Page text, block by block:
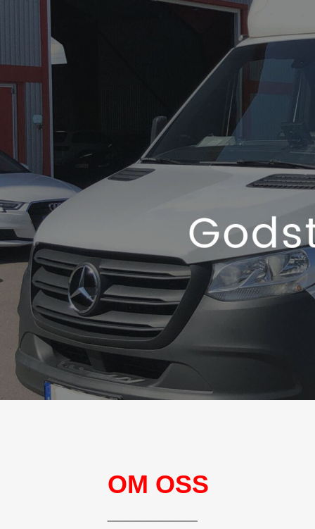
OM OSS